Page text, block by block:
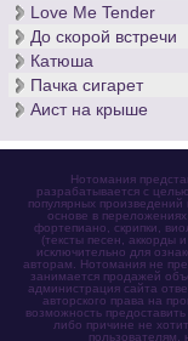
Love Me Tender
До скорой встречи
Катюша
Пачка сигарет
Аист на крыше
Нотомания
разрабатывается с
популярных
основе в
фортепиано, скрипки,
(тексты песен, аккорды
исключительно для
авторам. Нотомания не
занимается продажей
администрация сайта
авторского права на
возможность
либо причине не